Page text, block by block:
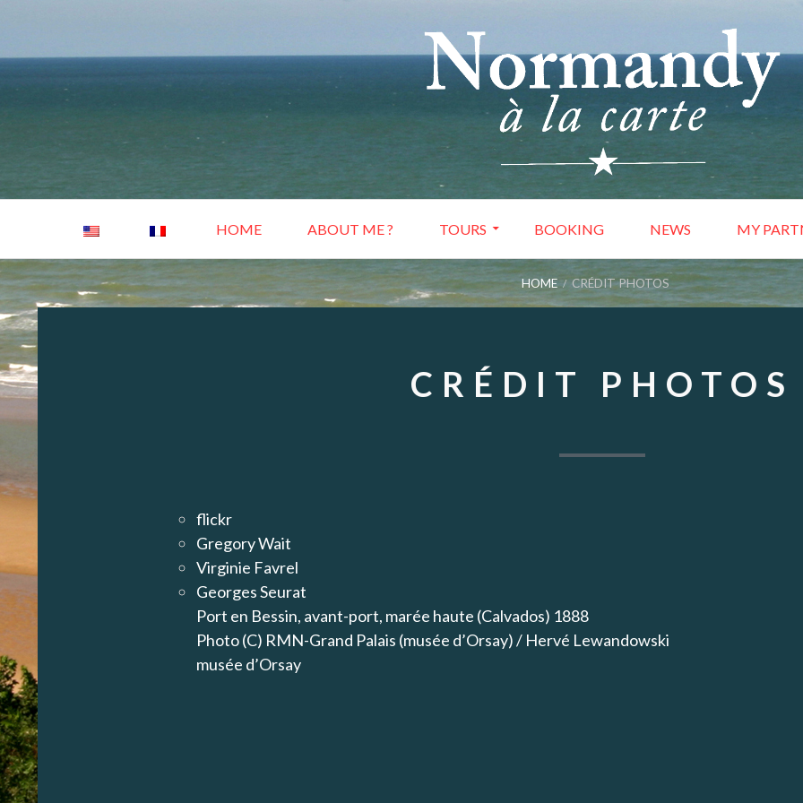
content
Menu
HOME ABOUT ME ? TOURS BOOKING NEWS MY
BREADCRUMBS HOME CRÉDIT PHOTOS
CRÉDIT PHOTOS
flickr
Gregory Wait
Virginie Favrel
Georges Seurat
Port en Bessin, avant-port, marée haute (Calvados) 1888
Photo (C) RMN-Grand Palais (musée d’Orsay) / Hervé Lewandowski
musée d’Orsay